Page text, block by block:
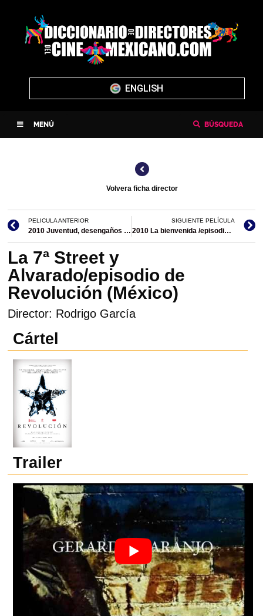
ENGLISH
MENÚ BÚSQUEDA
Volvera ficha director
PELICULA ANTERIOR
2010 Juventud, desengaños y anhelos de Hernán Cortés Delgado / Juventud
SIGUIENTE PELÍCULA
2010 La bienvenida /episodio de Revolución
La 7ª Street y
Alvarado/episodio de
Revolución (México)
Director: Rodrigo García
Cártel
Trailer